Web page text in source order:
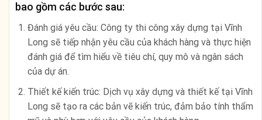
bao gồm các bước sau:
Đánh giá yêu cầu: Công ty thi công xây dựng tại Vĩnh
Long sẽ tiếp nhận yêu cầu của khách hàng và thực hiện
đánh giá để tìm hiểu về tiêu chí, quy mô và ngân sách
của dự án.
Thiết kế kiến trúc: Dịch vụ xây dựng và thiết kế tại Vĩnh
Long sẽ tạo ra các bản vẽ kiến trúc, đảm bảo tính thẩm